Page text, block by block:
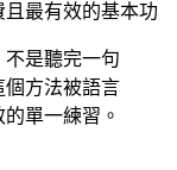
最有效的基本功
是聽完一句
個方法被語言
單一練習。